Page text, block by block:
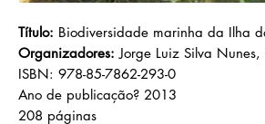
Título: Biodiversidade marinha da Ilha
Organizadores:Jorge Luiz Silva
ISBN: 978-85-7862-293-0
Ano de publicação? 2013
208 páginas